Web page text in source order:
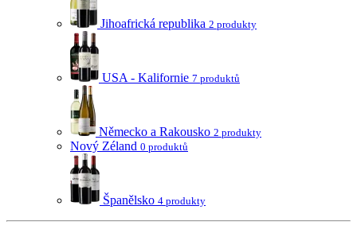
Jihoafrická republika 2 produkty
USA - Kalifornie 7 produktů
Německo a Rakousko 2 produkty
Nový Zéland 0 produktů
Španělsko 4 produkty